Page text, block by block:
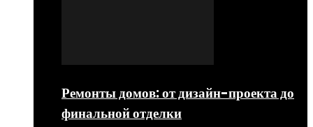
Ремонты домов: от дизайн-проекта до
финальной отделки